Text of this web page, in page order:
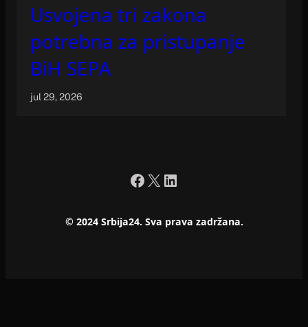
Usvojena tri zakona
potrebna za pristupanje
BiH SEPA
jul 29, 2026
Facebook
X LinkedIn
© 2024 Srbija24. Sva prava zadržana.